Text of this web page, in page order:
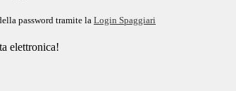
password tramite la Login Spaggiari
elettronica!